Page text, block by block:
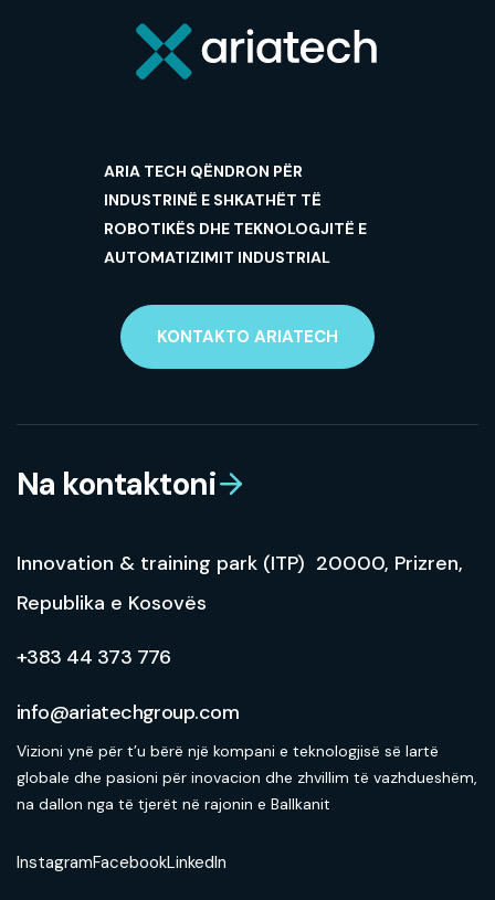
ARIA TECH QËNDRON PËR
INDUSTRINË E SHKATHËT TË
ROBOTIKËS DHE TEKNOLOGJITË E
AUTOMATIZIMIT INDUSTRIAL
KONTAKTO ARIATECH
Na kontaktoni
Innovation & training park (ITP) 20000, Prizren,
Republika e Kosovës
+383 44 373 776
info@ariatechgroup.com
Vizioni ynë për t’u bërë një kompani e teknologjisë së lartë
globale dhe pasioni për inovacion dhe zhvillim të vazhdueshëm,
na dallon nga të tjerët në rajonin e Ballkanit
InstagramFacebookLinkedIn